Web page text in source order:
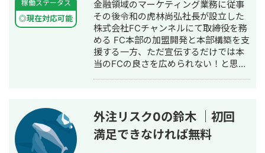
稼働ステータス
◎現在対応可能
金融領域のマーケティング業務に従事
その後令和の虎林尚弘社長が設立した
株式会社FCチャンネルにて取締役を務
める FC本部の加盟開発と本部構築を支
援する一方、ただ宣伝するだけでは本
当のFCの良さを広められない！と思
在はFCに加盟したいが、時間やノウハ
ウがないという方向けに店舗運営をま
るっと請け負うFC店舗運営委託代行事
外注リスク0の鈴木 ｜初回
満足できなければ無料